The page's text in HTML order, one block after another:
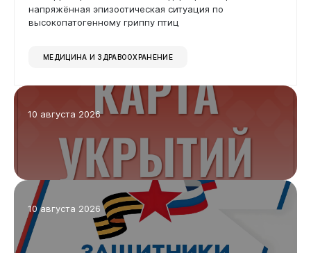
напряжённая эпизоотическая ситуация по
высокопатогенному гриппу птиц
МЕДИЦИНА И ЗДРАВООХРАНЕНИЕ
10 августа 2026
10 августа 2026